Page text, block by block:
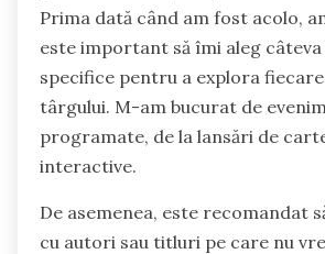
Prima dată când am fost acolo,
este important să îmi aleg
specifice pentru a explora
târgului. M-am bucurat de
programate, de la lansări de
interactive.
De asemenea, este recomandat
cu autori sau titluri pe care nu